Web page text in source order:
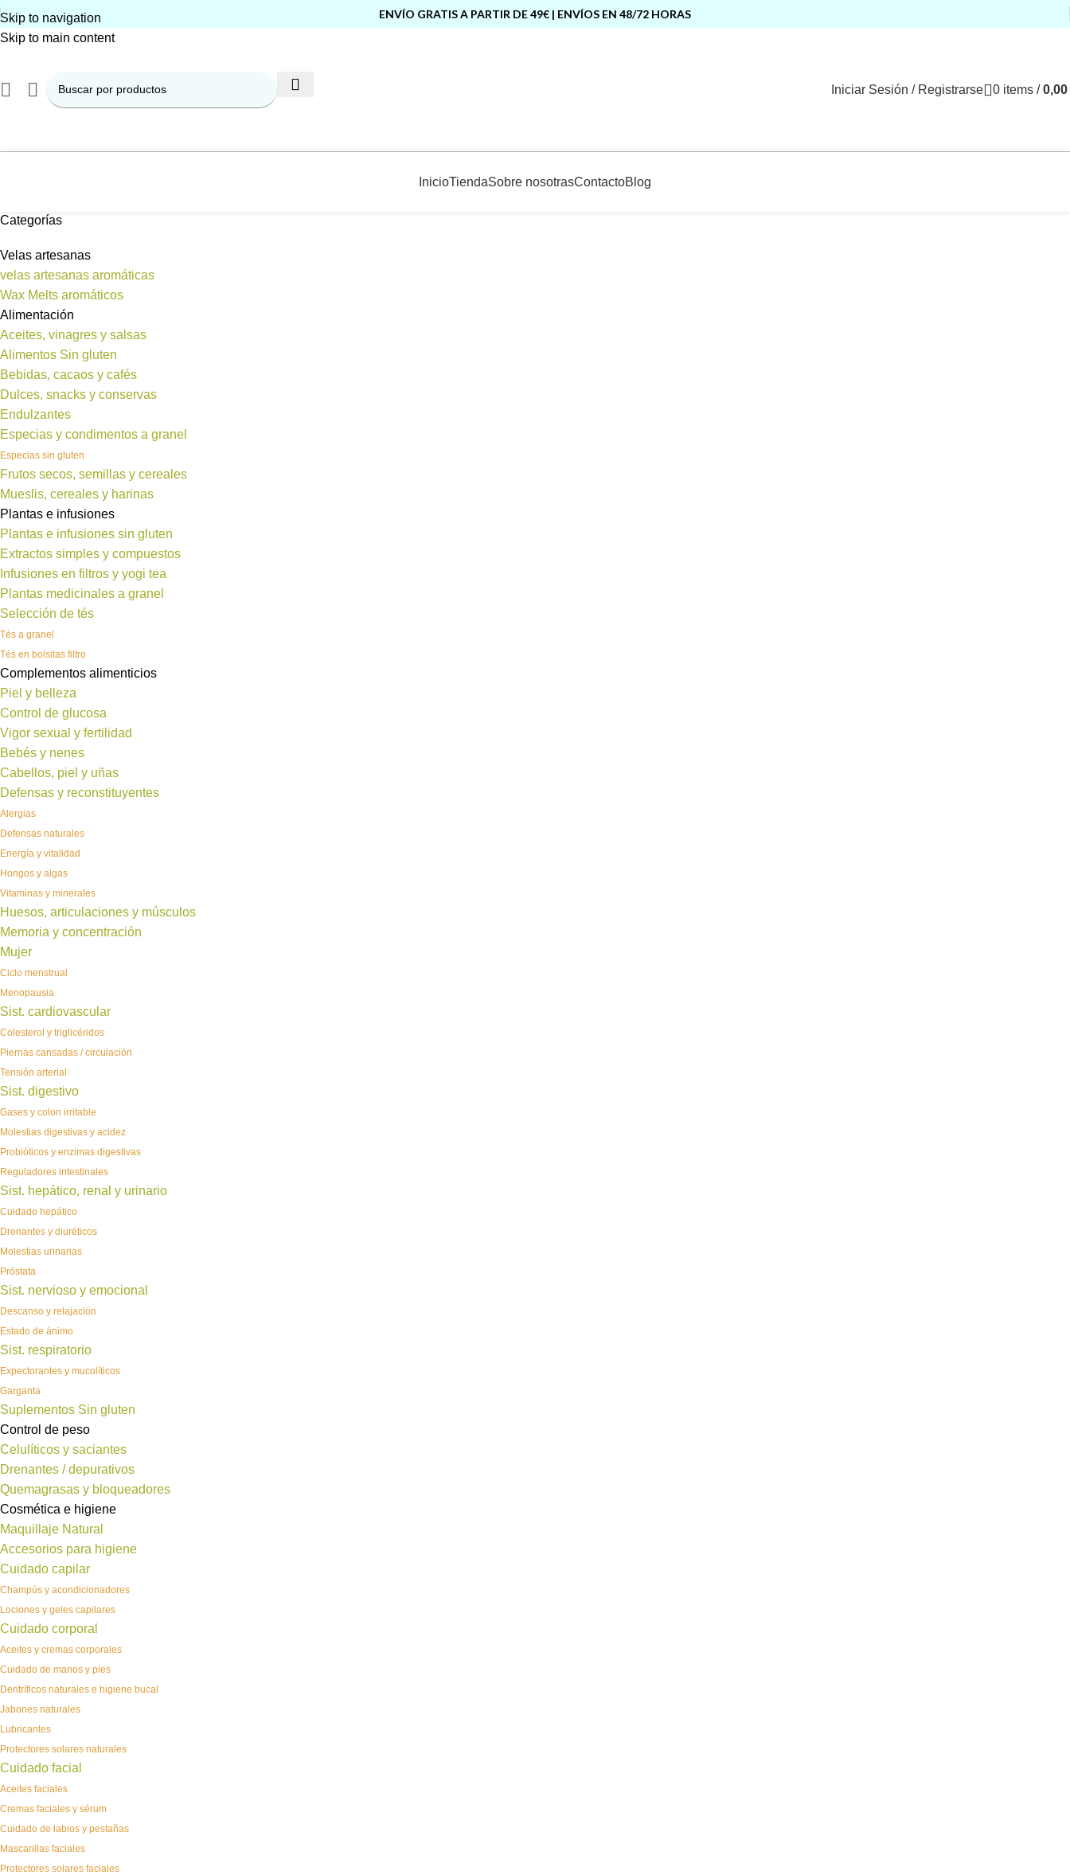
Skip to navigation
Skip to main content
ENVÍO GRATIS A PARTIR DE 49€ | ENVÍOS EN 48/72 HORAS
Iniciar Sesión / Registrarse 0 items / 0,00
InicioTiendaSobre nosotrasContactoBlog
Categorías
Velas artesanas
velas artesanas aromáticas
Wax Melts aromáticos
Alimentación
Aceites, vinagres y salsas
Alimentos Sin gluten
Bebidas, cacaos y cafés
Dulces, snacks y conservas
Endulzantes
Especias y condimentos a granel
Especias sin gluten
Frutos secos, semillas y cereales
Mueslis, cereales y harinas
Plantas e infusiones
Plantas e infusiones sin gluten
Extractos simples y compuestos
Infusiones en filtros y yogi tea
Plantas medicinales a granel
Selección de tés
Tés a granel
Tés en bolsitas filtro
Complementos alimenticios
Piel y belleza
Control de glucosa
Vigor sexual y fertilidad
Bebés y nenes
Cabellos, piel y uñas
Defensas y reconstituyentes
Alergias
Defensas naturales
Energía y vitalidad
Hongos y algas
Vitaminas y minerales
Huesos, articulaciones y músculos
Memoria y concentración
Mujer
Ciclo menstrual
Menopausia
Sist. cardiovascular
Colesterol y triglicéridos
Piernas cansadas / circulación
Tensión arterial
Sist. digestivo
Gases y colon irritable
Molestias digestivas y acidez
Probióticos y enzimas digestivas
Reguladores intestinales
Sist. hepático, renal y urinario
Cuidado hepático
Drenantes y diuréticos
Molestias urinarias
Próstata
Sist. nervioso y emocional
Descanso y relajación
Estado de ánimo
Sist. respiratorio
Expectorantes y mucolíticos
Garganta
Suplementos Sin gluten
Control de peso
Celulíticos y saciantes
Drenantes / depurativos
Quemagrasas y bloqueadores
Cosmética e higiene
Maquillaje Natural
Accesorios para higiene
Cuidado capilar
Champús y acondicionadores
Lociones y geles capilares
Cuidado corporal
Aceites y cremas corporales
Cuidado de manos y pies
Dentríficos naturales e higiene bucal
Jabones naturales
Lubricantes
Protectores solares naturales
Cuidado facial
Aceites faciales
Cremas faciales y sérum
Cuidado de labios y pestañas
Mascarillas faciales
Protectores solares faciales